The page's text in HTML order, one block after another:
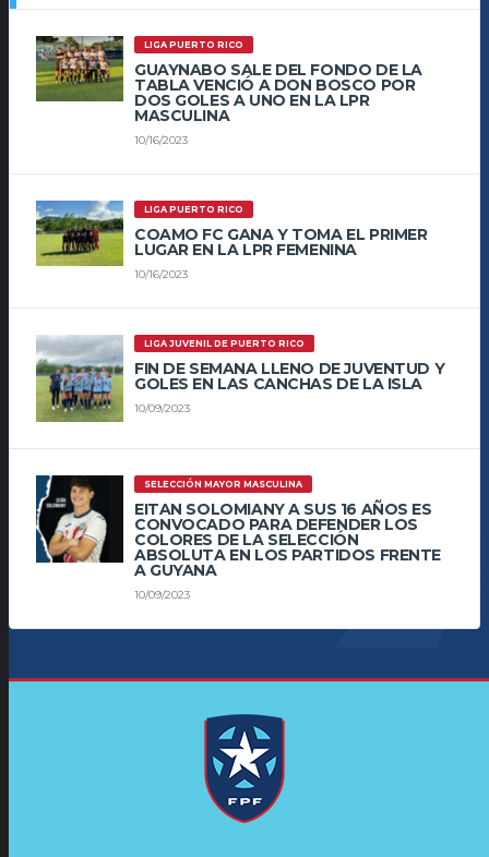
LIGA PUERTO RICO
GUAYNABO SALE DEL FONDO DE LA
TABLA VENCIÓ A DON BOSCO POR
DOS GOLES A UNO EN LA LPR
MASCULINA
10/16/2023
LIGA PUERTO RICO
COAMO FC GANA Y TOMA EL PRIMER
LUGAR EN LA LPR FEMENINA
10/16/2023
LIGA JUVENIL DE PUERTO RICO
FIN DE SEMANA LLENO DE JUVENTUD Y
GOLES EN LAS CANCHAS DE LA ISLA
10/09/2023
SELECCIÓN MAYOR MASCULINA
EITAN SOLOMIANY A SUS 16 AÑOS ES
CONVOCADO PARA DEFENDER LOS
COLORES DE LA SELECCIÓN
ABSOLUTA EN LOS PARTIDOS FRENTE
A GUYANA
10/09/2023